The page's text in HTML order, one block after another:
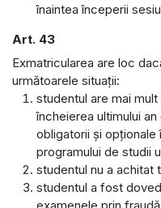
înaintea începerii
Art. 43
Exmatricularea are loc
următoarele situaţii:
studentul are mai
încheierea ultimului
obligatorii şi opţionale
programului de studii
studentul nu a achitat
studentul a fost